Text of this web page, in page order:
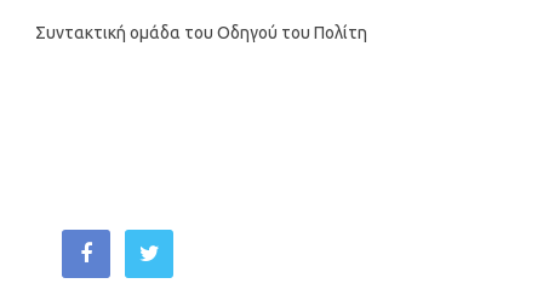
Συντακτική ομάδα του Οδηγού του Πολίτη